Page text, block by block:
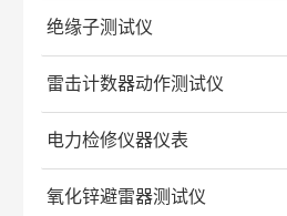
绝缘子测试仪
雷击计数器动作测试仪
电力检修仪器仪表
氧化锌避雷器测试仪